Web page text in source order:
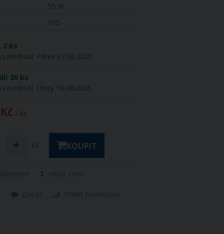
55 W
165
2 ks
Pátek 07.08.2026
20 ks
Úterý 18.08.2026
/ ks
ks KOUPIT